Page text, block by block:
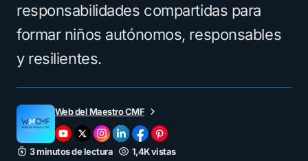
responsabilidades compartidas para
formar niños autónomos, responsables
y resilientes.
Web del Maestro CMF
3 minutos de lectura 1,4K vistas